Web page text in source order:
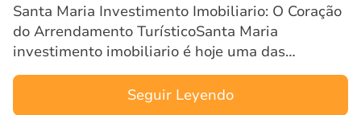
Santa Maria Investimento Imobiliario: O Coração
do Arrendamento TurísticoSanta Maria
investimento imobiliario é hoje uma das
expressões mais procuradas por investidores
atentos ao crescimento explosiv…
Seguir Leyendo